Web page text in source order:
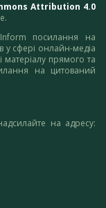
Attribution 4.0
посилання на
у сфері онлайн-медіа
прямого та
на цитований
на адресу: